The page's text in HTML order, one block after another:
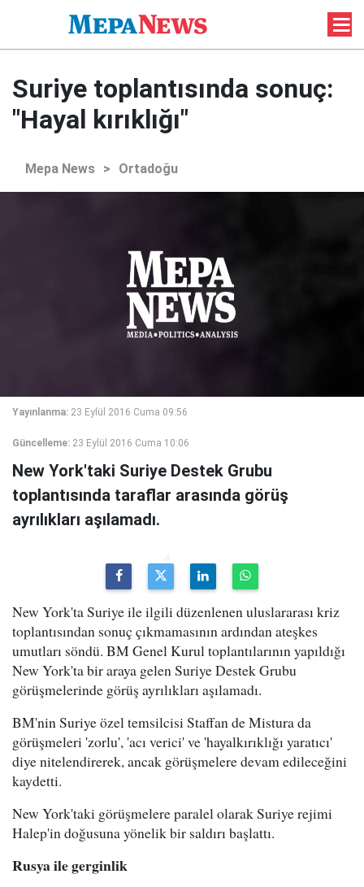
Suriye toplantısında sonuç:
"Hayal kırıklığı"
Mepa News > Ortadoğu
Yayınlanma: 23 Eylül 2016 Cuma 09:56
Güncelleme: 23 Eylül 2016 Cuma 10:06
New York'taki Suriye Destek Grubu
toplantısında taraflar arasında görüş
ayrılıkları aşılamadı.
New York'ta Suriye ile ilgili düzenlenen uluslararası kriz
toplantısından sonuç çıkmamasının ardından ateşkes
umutları söndü. BM Genel Kurul toplantılarının yapıldığı
New York'ta bir araya gelen Suriye Destek Grubu
görüşmelerinde görüş ayrılıkları aşılamadı.
BM'nin Suriye özel temsilcisi Staffan de Mistura da
görüşmeleri 'zorlu', 'acı verici' ve 'hayalkırıklığı yaratıcı'
diye nitelendirerek, ancak görüşmelere devam edileceğini
kaydetti.
New York'taki görüşmelere paralel olarak Suriye rejimi
Halep'in doğusuna yönelik bir saldırı başlattı.
Rusya ile gerginlik